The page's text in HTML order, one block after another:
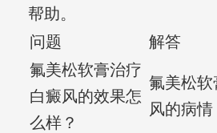
帮助。
问题
解答
氟美松软膏治疗
白癜风的效果怎
么样？
氟美松
风的病情